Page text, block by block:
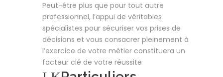
Peut-être plus que pour tout autre
professionnel, l’appui de véritables
spécialistes pour sécuriser vos prises de
décisions et vous consacrer pleinement à
l’exercice de votre métier constituera un
facteur clé de votre réussite